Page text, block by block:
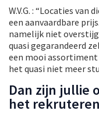
W.V.G. : “Locaties
een aanvaardbare
namelijk niet
quasi gegarandeerd
een mooi
het quasi niet meer
Dan zijn jullie
het